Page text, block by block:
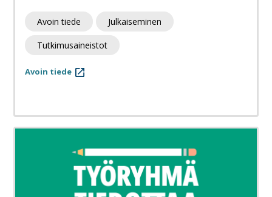
Avoin tiede Julkaiseminen
Tutkimusaineistot
Avoin tiede